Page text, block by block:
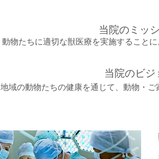
当院のミッ
動物たちに適切な獣医療を実施すること
当院のビジ
地域の動物たちの健康を通じて、動物・